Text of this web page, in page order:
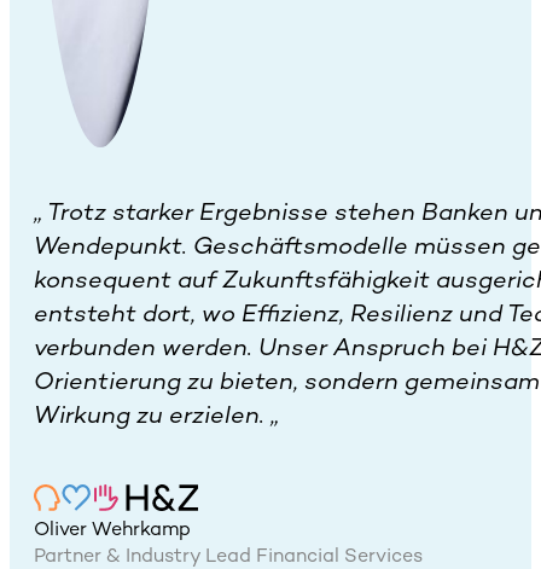
„ Trotz starker Ergebnisse stehen Banken
Wendepunkt. Geschäftsmodelle müssen
konsequent auf Zukunftsfähigkeit
entsteht dort, wo Effizienz, Resilienz und
verbunden werden. Unser Anspruch bei
Orientierung zu bieten, sondern
Wirkung zu erzielen. „
Oliver Wehrkamp
Partner & Industry Lead Financial Services